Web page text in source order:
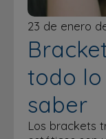
23 de enero
todo lo
saber
Los brackets